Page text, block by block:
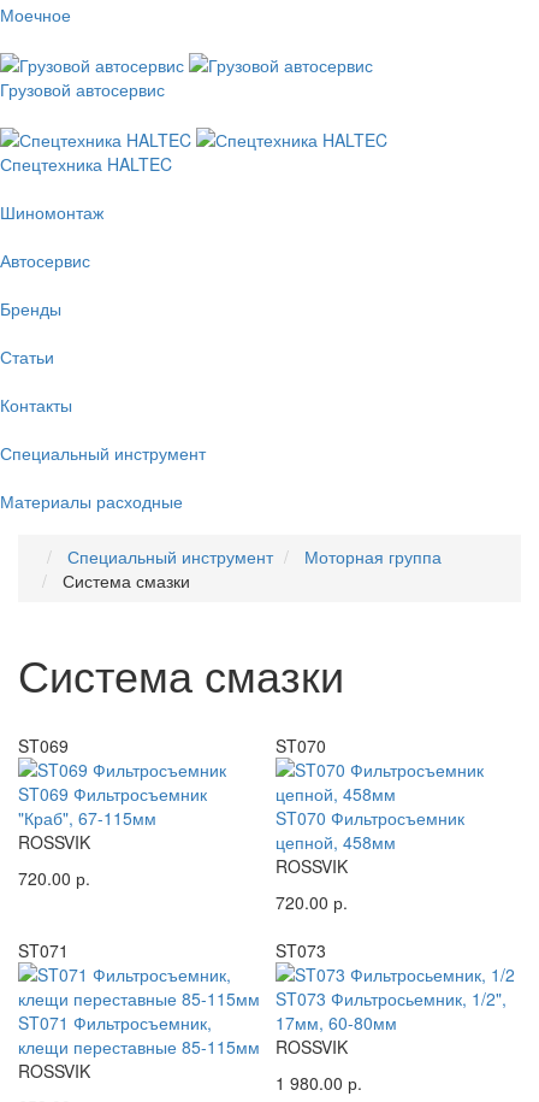
Моечное
Грузовой автосервис
Спецтехника HALTEC
Шиномонтаж
Автосервис
Бренды
Статьи
Контакты
Специальный инструмент
Материалы расходные
Специальный инструмент
Моторная группа
Система смазки
Система смазки
ST069
ST069 Фильтросъемник
"Краб", 67-115мм
ROSSVIK
720.00 р.
ST070
ST070 Фильтросъемник
цепной, 458мм
ROSSVIK
720.00 р.
ST071
ST071 Фильтросъемник,
клещи переставные 85-115мм
ROSSVIK
ST073
ST073 Фильтросьемник, 1/2",
17мм, 60-80мм
ROSSVIK
1 980.00 р.